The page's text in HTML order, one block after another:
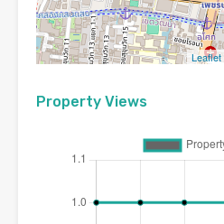
Leaflet
Property Views